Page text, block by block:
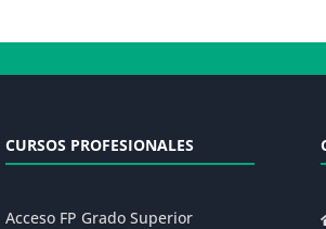
CURSOS PROFESIONALES
Acceso FP Grado Superior